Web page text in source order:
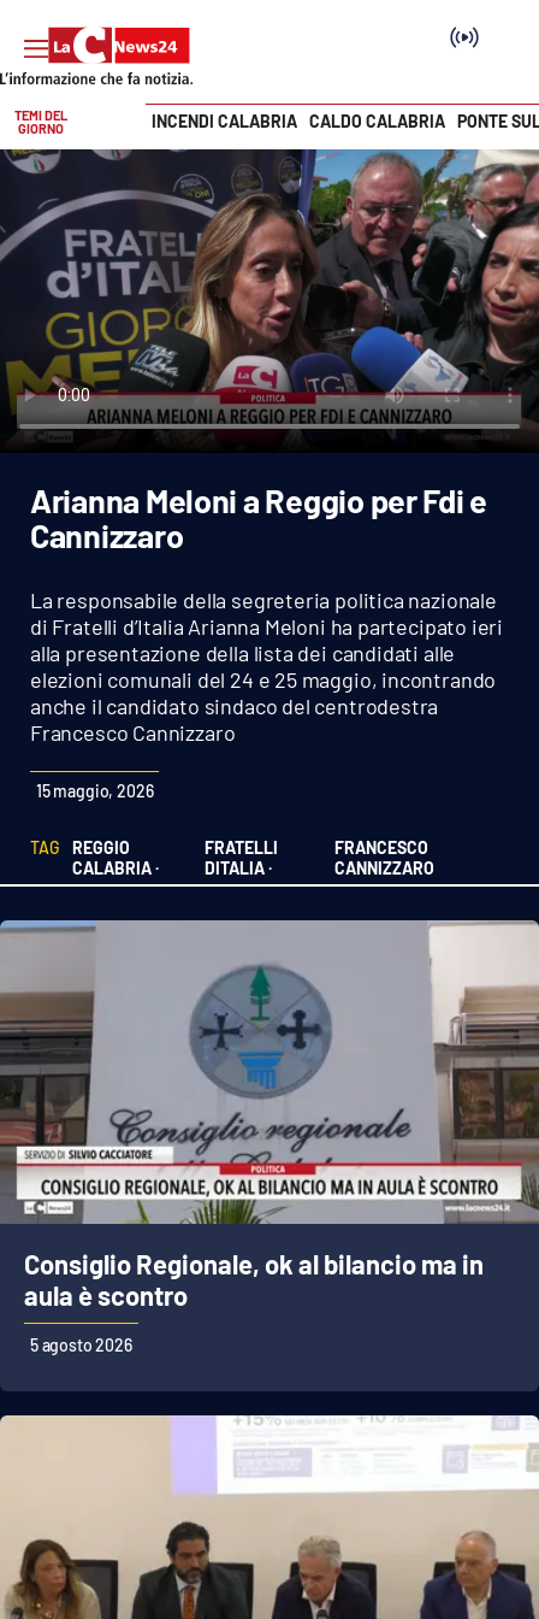
SEZIONI
Cronaca
Politica
Attualità
Economia e lavoro
Italia Mondo
Sport
Cultura
Podcast
Meteo
Editoriali
Ambiente
Cronaca
Cultura
Economia e Lavoro
Politica
Good Morning Vietnam
Vai
TEMI DEL
GIORNO
INCENDI CALABRIA CALDO CALABRIA PONTE
Arianna Meloni a Reggio per Fdi e
Cannizzaro
La responsabile della segreteria politica nazionale
di Fratelli d’Italia Arianna Meloni ha partecipato ieri
alla presentazione della lista dei candidati alle
elezioni comunali del 24 e 25 maggio, incontrando
anche il candidato sindaco del centrodestra
Francesco Cannizzaro
15 maggio, 2026
TAG
REGGIO
CALABRIA ·
FRATELLI
DITALIA ·
FRANCESCO
CANNIZZARO
Consiglio Regionale, ok al bilancio ma in
aula è scontro
5 agosto 2026